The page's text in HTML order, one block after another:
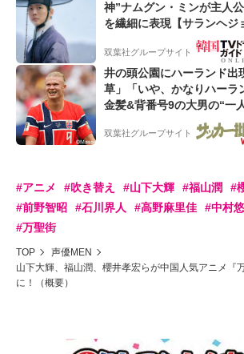
神”ナムグン・ミンが主人
を繊細に表現【サランヘジ
双葉社グループサイト
井の頭公園にハーランド出
草」「いや、かなりハーラ
金髪&背番号9の大男の“一
ー”映像が話題!「元気をも
双葉社グループサイト
#アニメ #吹き替え #山下大輝 #福山潤
#
#前野智昭
#石川界人 #高野麻里佳 #中村
#万聖街
TOP
声優MEN
山下大輝、福山潤、櫻井孝宏らが中国人気アニメ『
に！（概要）